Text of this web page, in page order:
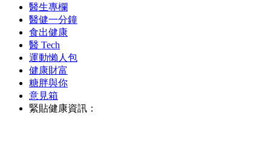
醫生專欄
醫健一分鐘
食出健康
醫 Tech
運動懶人包
健康財富
糖胖與你
意見箱
緊貼健康資訊：